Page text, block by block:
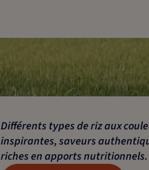
Différents types de riz aux
inspirantes, saveurs
riches en apports nutritionnels.